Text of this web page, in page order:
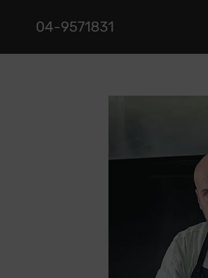
04-9571831